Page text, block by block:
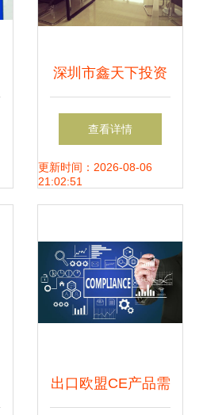
深圳市鑫天下投资
信息咨询服务 专业
铸就信赖，信息引
查看详情
更新时间：2026-08-06
21:02:51
出口欧盟CE产品需